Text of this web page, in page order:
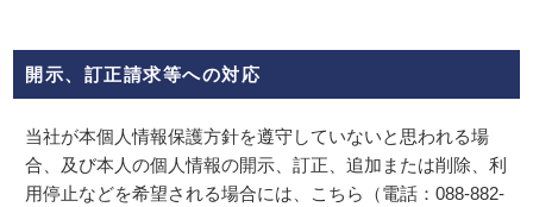
開示、訂正請求等への対応
当社が本個人情報保護方針を遵守していないと思われる場
合、及び本人の個人情報の開示、訂正、追加または削除、利
用停止などを希望される場合には、こちら（電話：088-882-